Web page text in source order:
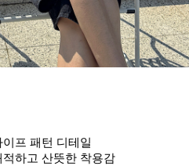
프 패턴 디테일
하고 산뜻한 착용감